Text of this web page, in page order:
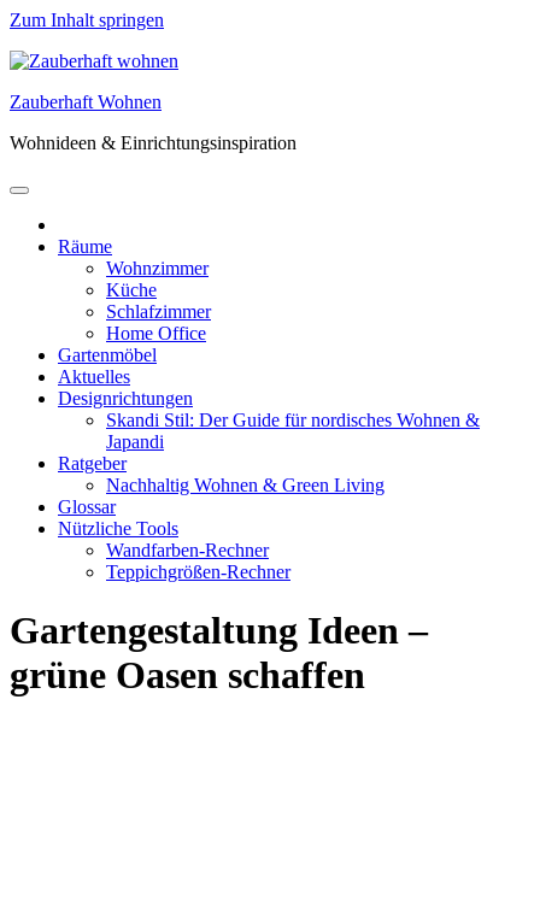
Zum Inhalt springen
Zauberhaft Wohnen
Wohnideen & Einrichtungsinspiration
Räume
Wohnzimmer
Küche
Schlafzimmer
Home Office
Gartenmöbel
Aktuelles
Designrichtungen
Skandi Stil: Der Guide für nordisches Wohnen &
Japandi
Ratgeber
Nachhaltig Wohnen & Green Living
Glossar
Nützliche Tools
Wandfarben-Rechner
Teppichgrößen-Rechner
Gartengestaltung Ideen –
grüne Oasen schaffen